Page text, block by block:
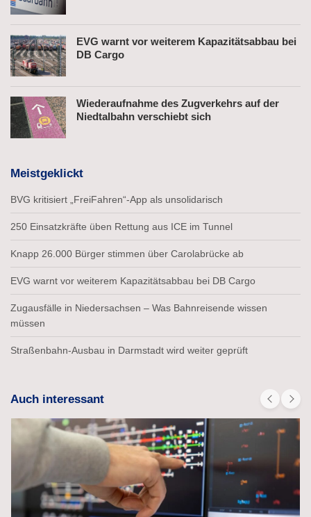
EVG warnt vor weiterem Kapazitätsabbau bei
DB Cargo
Wiederaufnahme des Zugverkehrs auf der
Niedtalbahn verschiebt sich
Meistgeklickt
BVG kritisiert „FreiFahren“-App als unsolidarisch
250 Einsatzkräfte üben Rettung aus ICE im Tunnel
Knapp 26.000 Bürger stimmen über Carolabrücke ab
EVG warnt vor weiterem Kapazitätsabbau bei DB Cargo
Zugausfälle in Niedersachsen – Was Bahnreisende wissen
müssen
Straßenbahn-Ausbau in Darmstadt wird weiter geprüft
Auch interessant